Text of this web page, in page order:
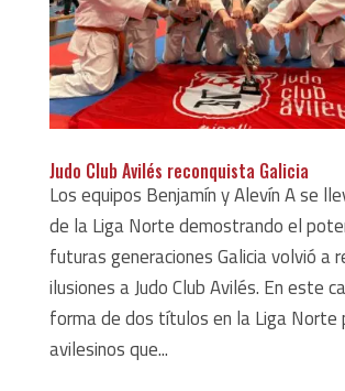
Judo Club Avilés reconquista Galicia
Los equipos Benjamín y Alevín A se
de la Liga Norte demostrando el
futuras generaciones Galicia volvió a
ilusiones a Judo Club Avilés. En este
forma de dos títulos en la Liga Norte
avilesinos que...